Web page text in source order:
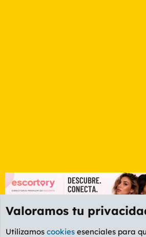
Valoramos tu
Utilizamos cookies esenciales para